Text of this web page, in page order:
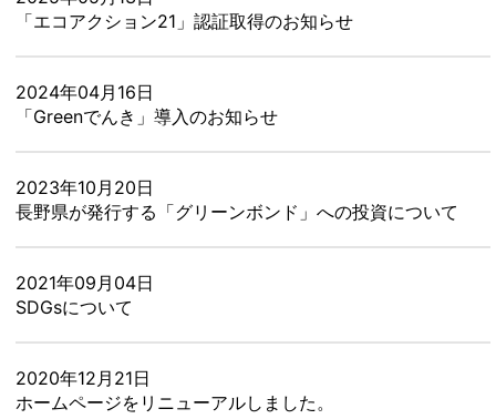
「エコアクション21」認証取得の お 知 ら せ
2024年04月16日
「Greenでんき」導入のお知らせ
2023年10月20日
長野県が発行する「グリーンボンド」への投資について
2021年09月04日
SDGsについて
2020年12月21日
ホームページをリニューアルしました。